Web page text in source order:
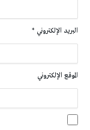
البريد الإلكتروني *
الموقع الإلكتروني